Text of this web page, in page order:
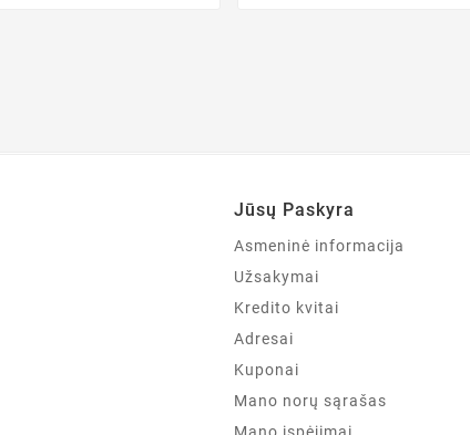
Jūsų Paskyra
Asmeninė informacija
Užsakymai
Kredito kvitai
Adresai
Kuponai
Mano norų sąrašas